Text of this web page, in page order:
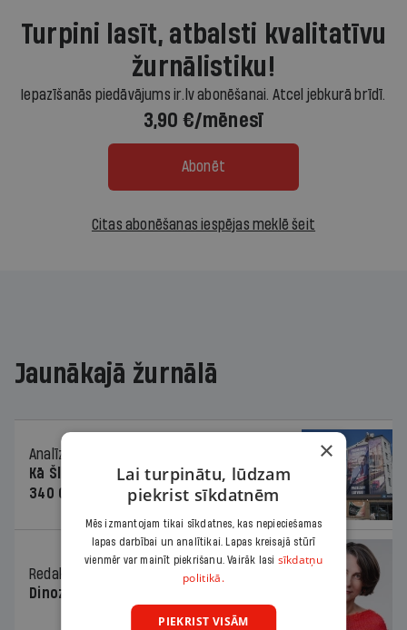
Turpini lasīt, atbalsti kvalitatīvu
žurnālistiku!
Iepazīšanās piedāvājums ir.lv abonēšanai. Atcel jebkurā brīdī.
3,90 €/mēnesī
Abonēt
Citas abonēšanas iespējas meklē šeit
Jaunākajā žurnālā
Analīze
Kā Šlesera partija palika nesodīta par
340 000 vērtu reklāmas kampaņu
Redaktores sleja
06.08.2026.
Dinozaura triks
×
Lai turpinātu, lūdzam
piekrist sīkdatnēm
Mēs izmantojam tikai sīkdatnes, kas nepieciešamas
lapas darbībai un analītikai. Lapas kreisajā stūrī
vienmēr var mainīt piekrišanu. Vairāk lasi sīkdatņu
politikā.
PIEKRIST VISĀM